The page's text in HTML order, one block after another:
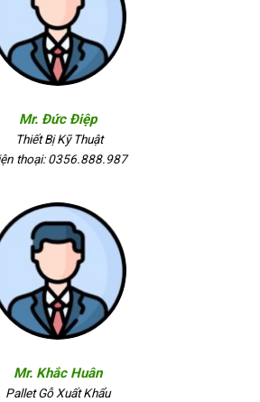
Mr. Đức Điệp
Thiết Bị Kỹ Thuật
thoại: 0356.888.987
Mr. Khắc Huân
Pallet Gỗ Xuất Khẩu